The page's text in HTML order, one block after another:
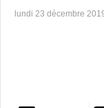
lundi 23 décembre